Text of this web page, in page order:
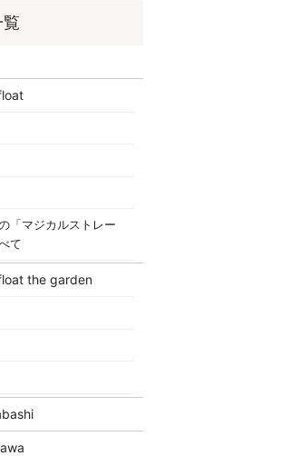
「マジカルストレー
て
the garden